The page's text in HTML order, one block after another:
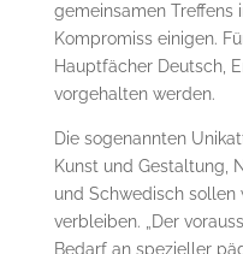
gemeinsamen Treffens
Kompromiss einigen.
Hauptfächer Deutsch,
vorgehalten werden.
Die sogenannten
Kunst und Gestaltung,
und Schwedisch sollen
verbleiben. „Der
Bedarf an spezieller